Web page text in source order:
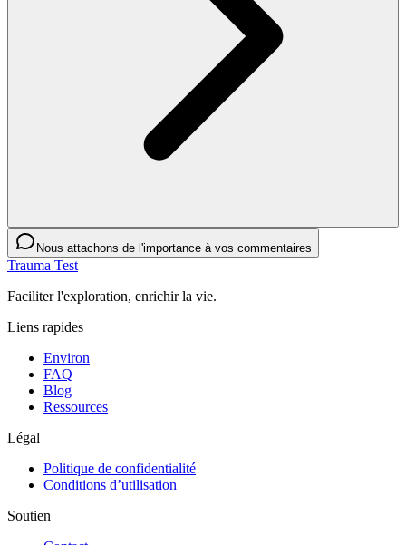
Nous attachons de l'importance à vos commentaires
Trauma Test
Faciliter l'exploration, enrichir la vie.
Liens rapides
Environ
FAQ
Blog
Ressources
Légal
Politique de confidentialité
Conditions d’utilisation
Soutien